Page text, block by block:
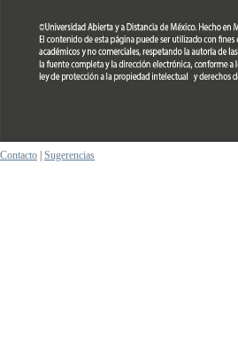
Contacto Sugerencias